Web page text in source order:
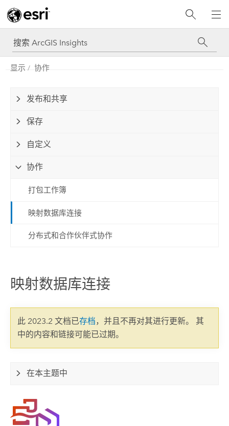
显示 协作
发布和共享
保存
自定义
协作
打包工作簿
映射数据库连接
分布式和合作伙伴式协作
映射数据库连接
此 2023.2 文档已存档，并且不再对其进行更新。 其
中的内容和链接可能已过期。
在本主题中